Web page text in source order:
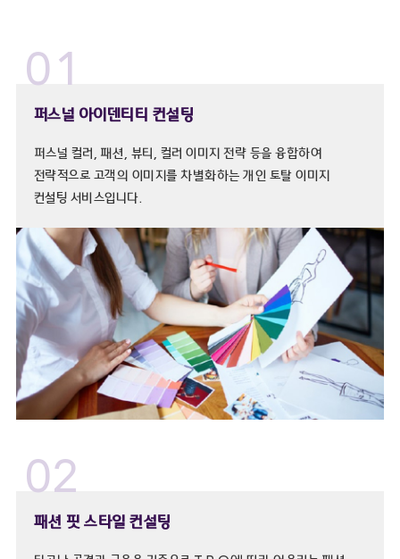
01
퍼스널 아이덴티티 컨설팅
퍼스널 컬러, 패션, 뷰티, 컬러 이미지 전략 등을 융합하여
전략적으로 고객의 이미지를 차별화하는 개인 토탈 이미지
컨설팅 서비스입니다.
02
패션 핏 스타일 컨설팅